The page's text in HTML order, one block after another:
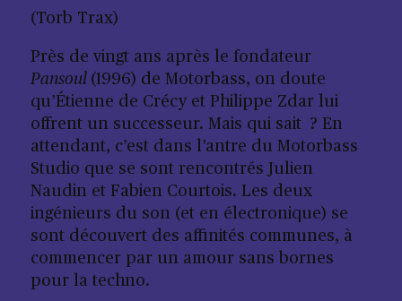
(Torb Trax)
Près de vingt ans après le fondateur
Pansoul (1996) de Motorbass, on doute
qu’Étienne de Crécy et Philippe Zdar lui
offrent un successeur. Mais qui sait ? En
attendant, c’est dans l’antre du Motorbass
Studio que se sont rencontrés Julien
Naudin et Fabien Courtois. Les deux
ingénieurs du son (et en électronique) se
sont découvert des affinités communes, à
commencer par un amour sans bornes
pour la techno.